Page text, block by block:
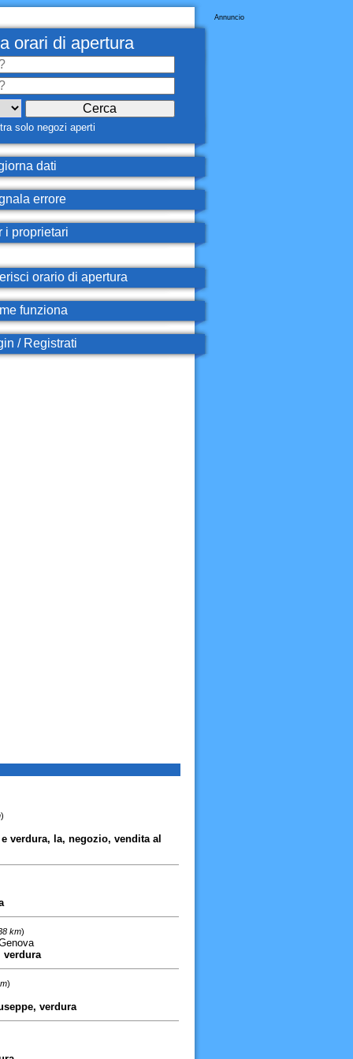
Annuncio
orari di apertura
solo negozi aperti
dati
errore
i proprietari
orario di apertura
funziona
/ Registrati
)
verdura, la, negozio, vendita al
km)
verdura
)
verdura